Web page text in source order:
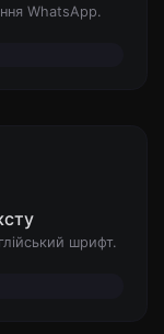
WhatsApp.
шрифт.